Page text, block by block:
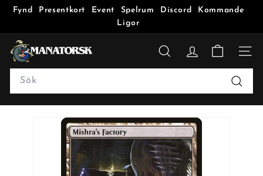
Fynd Presentkort Event Spelrum Discord
Kommande
Ligor
M
a
a
t
SÖK
Search
Sök